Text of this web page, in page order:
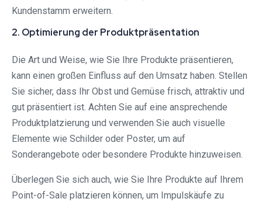
Kundenstamm erweitern.
2. Optimierung der Produktpräsentation
Die Art und Weise, wie Sie Ihre Produkte präsentieren,
kann einen großen Einfluss auf den Umsatz haben. Stellen
Sie sicher, dass Ihr Obst und Gemüse frisch, attraktiv und
gut präsentiert ist. Achten Sie auf eine ansprechende
Produktplatzierung und verwenden Sie auch visuelle
Elemente wie Schilder oder Poster, um auf
Sonderangebote oder besondere Produkte hinzuweisen.
Überlegen Sie sich auch, wie Sie Ihre Produkte auf Ihrem
Point-of-Sale platzieren können, um Impulskäufe zu